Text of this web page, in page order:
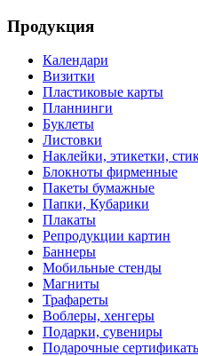
Продукция
Календари
Визитки
Пластиковые карты
Планнинги
Буклеты
Листовки
Наклейки, этикетки,
Блокноты фирменные
Пакеты бумажные
Папки, Кубарики
Плакаты
Репродукции картин
Баннеры
Мобильные стенды
Магниты
Трафареты
Воблеры, хенгеры
Подарки, сувениры
Подарочные